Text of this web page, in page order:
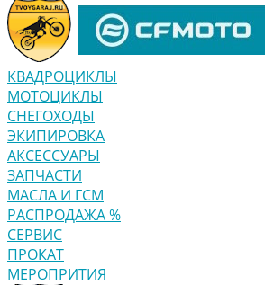
КВАДРОЦИКЛЫ
МОТОЦИКЛЫ
СНЕГОХОДЫ
ЭКИПИРОВКА
АКСЕССУАРЫ
ЗАПЧАСТИ
МАСЛА И ГСМ
РАСПРОДАЖА %
СЕРВИС
ПРОКАТ
МЕРОПРИТИЯ